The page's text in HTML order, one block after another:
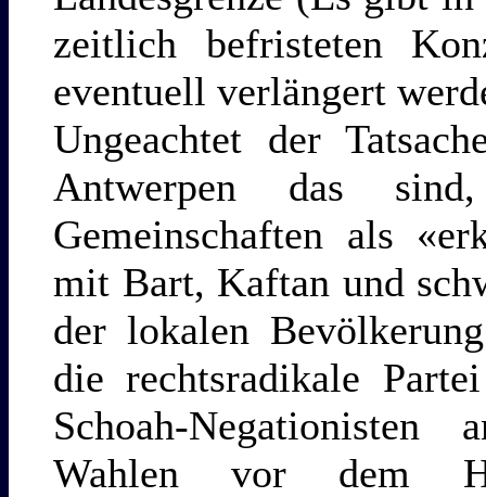
zeitlich befristeten
eventuell verlängert
Ungeachtet der
Antwerpen das
Gemeinschaften als
mit Bart, Kaftan und
der lokalen
die rechtsradikale
Schoah-
Wahlen vor dem